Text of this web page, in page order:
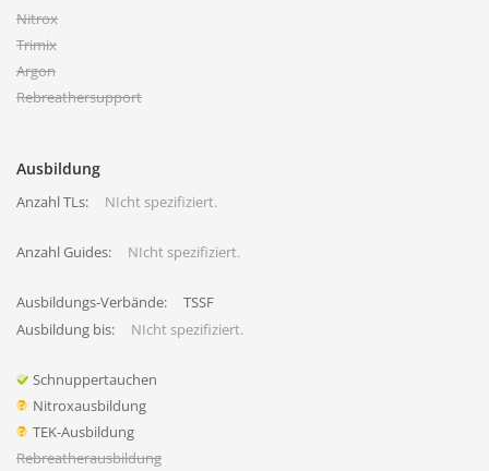
Nitrox
Trimix
Argon
Rebreathersupport
Ausbildung
Anzahl TLs: NIcht spezifiziert.
Anzahl Guides: NIcht spezifiziert.
Ausbildungs-Verbände:
TSSF
Ausbildung bis:
NIcht spezifiziert.
Schnuppertauchen
Nitroxausbildung
TEK-Ausbildung
Rebreatherausbildung